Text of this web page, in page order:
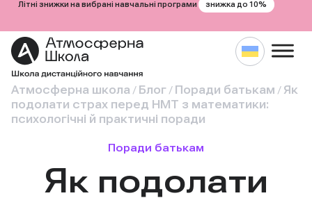
Літні знижки на вибрані навчальні програми знижка до 10%
Атмосферна школа / Блог / Поради батькам / Як
подолати страх перед НМТ з математики:
психологічні й практичні поради
Поради батькам
Як подолати